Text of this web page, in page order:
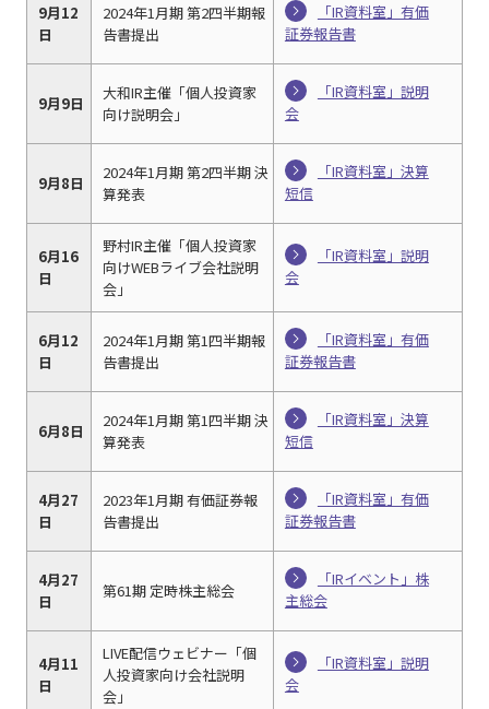
9月12
日
2024年1月期 第2四半期報
告書提出
「IR資料室」有価
証券報告書
9月9日
大和IR主催「個人投資家
向け説明会」
「IR資料室」説明
会
9月8日
2024年1月期 第2四半期 決
算発表
「IR資料室」決算
短信
6月16
日
野村IR主催「個人投資家
向けWEBライブ会社説明
会」
「IR資料室」説明
会
6月12
日
2024年1月期 第1四半期報
告書提出
「IR資料室」有価
証券報告書
6月8日
2024年1月期 第1四半期 決
算発表
「IR資料室」決算
短信
4月27
日
2023年1月期 有価証券報
告書提出
「IR資料室」有価
証券報告書
4月27
日
第61期 定時株主総会
「IRイベント」株
主総会
4月11
日
LIVE配信ウェビナー「個
人投資家向け会社説明
会」
「IR資料室」説明
会